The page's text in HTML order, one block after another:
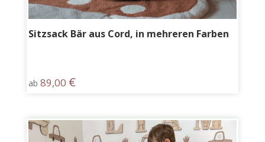
Sitzsack Bär aus Cord, in mehreren Farben
ab89,00 €